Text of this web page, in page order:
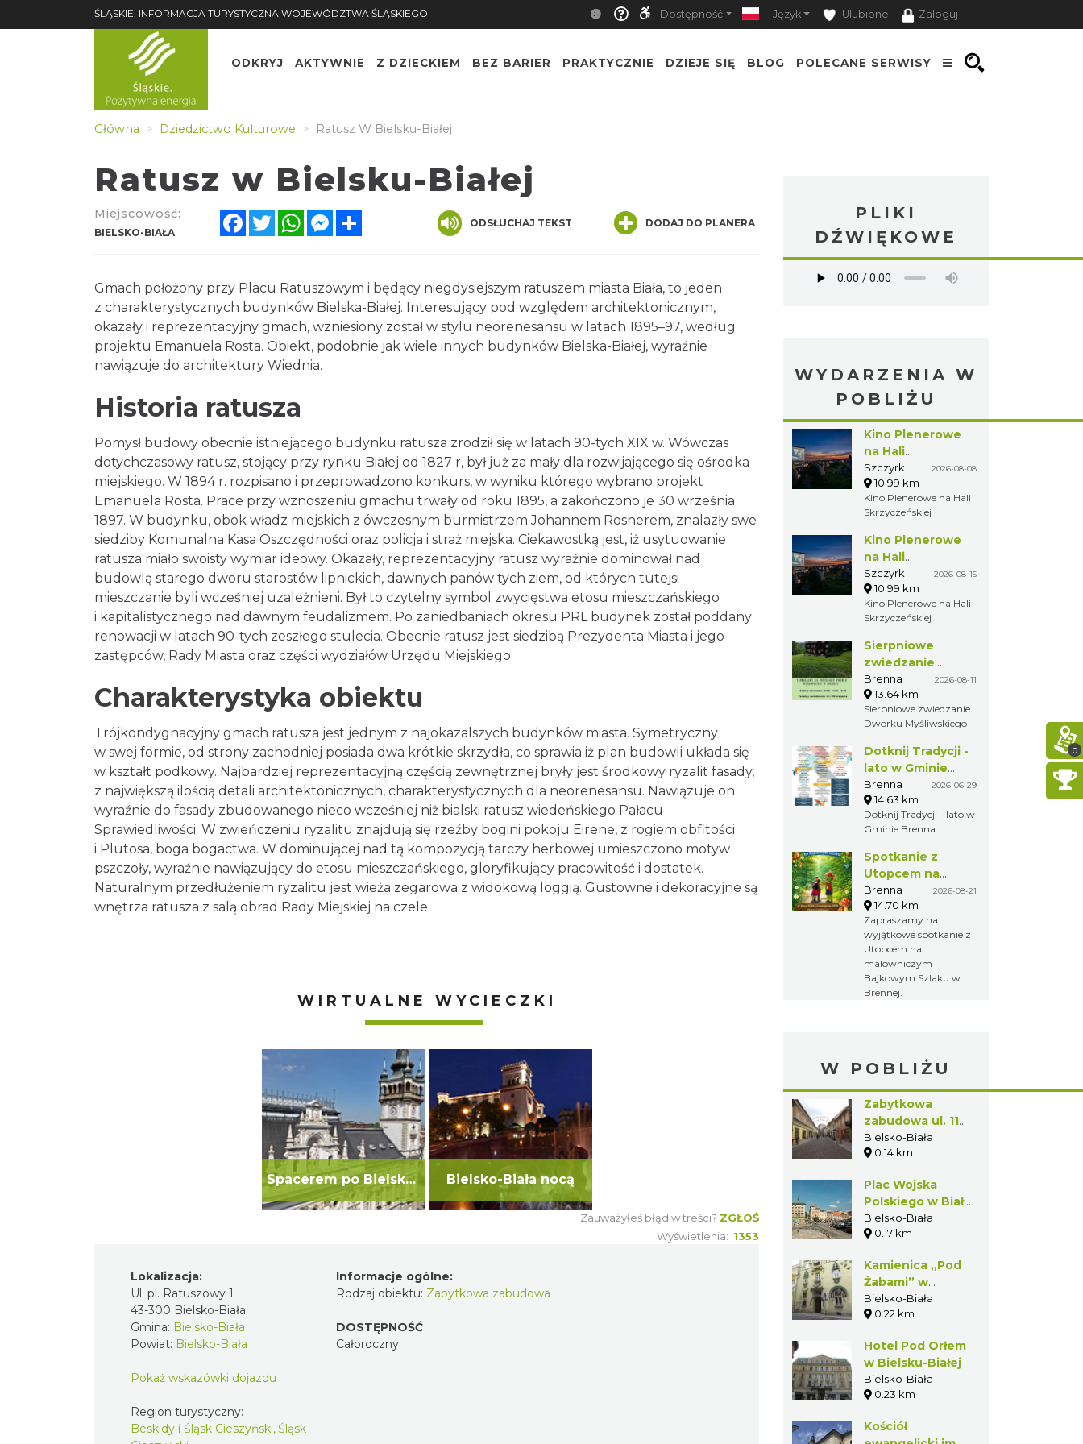
ŚLĄSKIE. INFORMACJA TURYSTYCZNA WOJEWÓDZTWA ŚLĄSKIEGO Dostępność Język Ulubione Zaloguj
ODKRYJ AKTYWNIE Z DZIECKIEM BEZ BARIER PRAKTYCZNIE DZIEJE SIĘ BLOG POLECANE SERWISY
Główna Dziedzictwo Kulturowe Ratusz W Bielsku-Białej
Ratusz w Bielsku-Białej
Miejscowość:
BIELSKO-BIAŁA
Facebook
TwitterWhatsAppMessenger ODSŁUCHAJ TEKST DODAJ DO PLANERA
Gmach położony przy Placu Ratuszowym i będący niegdysiejszym ratuszem miasta Biała, to jeden
z charakterystycznych budynków Bielska-Białej. Interesujący pod względem architektonicznym,
okazały i reprezentacyjny gmach, wzniesiony został w stylu neorenesansu w latach 1895–97, według
projektu Emanuela Rosta. Obiekt, podobnie jak wiele innych budynków Bielska-Białej, wyraźnie
nawiązuje do architektury Wiednia.
Historia ratusza
Pomysł budowy obecnie istniejącego budynku ratusza zrodził się w latach 90-tych XIX w. Wówczas
dotychczasowy ratusz, stojący przy rynku Białej od 1827 r, był już za mały dla rozwijającego się
ośrodka miejskiego. W 1894 r. rozpisano i przeprowadzono konkurs, w wyniku którego wybrano
projekt Emanuela Rosta. Prace przy wznoszeniu gmachu trwały od roku 1895, a zakończono je 30
września 1897. W budynku, obok władz miejskich z ówczesnym burmistrzem Johannem Rosnerem,
znalazły swe siedziby Komunalna Kasa Oszczędności oraz policja i straż miejska. Ciekawostką jest,
iż usytuowanie ratusza miało swoisty wymiar ideowy. Okazały, reprezentacyjny ratusz wyraźnie
dominował nad budowlą starego dworu starostów lipnickich, dawnych panów tych ziem, od których
tutejsi mieszczanie byli wcześniej uzależnieni. Był to czytelny symbol zwycięstwa etosu
mieszczańskiego i kapitalistycznego nad dawnym feudalizmem. Po zaniedbaniach okresu PRL
budynek został poddany renowacji w latach 90-tych zeszłego stulecia. Obecnie ratusz jest siedzibą
Prezydenta Miasta i jego zastępców, Rady Miasta oraz części wydziałów Urzędu Miejskiego.
Charakterystyka obiektu
Trójkondygnacyjny gmach ratusza jest jednym z najokazalszych budynków miasta. Symetryczny
w swej formie, od strony zachodniej posiada dwa krótkie skrzydła, co sprawia iż plan budowli układa
się w kształt podkowy. Najbardziej reprezentacyjną częścią zewnętrznej bryły jest środkowy ryzalit
fasady, z największą ilością detali architektonicznych, charakterystycznych dla neorenesansu.
Nawiązuje on wyraźnie do fasady zbudowanego nieco wcześniej niż bialski ratusz wiedeńskiego
Pałacu Sprawiedliwości. W zwieńczeniu ryzalitu znajdują się rzeźby bogini pokoju Eirene, z rogiem
obfitości i Plutosa, boga bogactwa. W dominującej nad tą kompozycją tarczy herbowej umieszczono
motyw pszczoły, wyraźnie nawiązujący do etosu mieszczańskiego, gloryfikujący pracowitość
i dostatek. Naturalnym przedłużeniem ryzalitu jest wieża zegarowa z widokową loggią. Gustowne
i dekoracyjne są wnętrza ratusza z salą obrad Rady Miejskiej na czele.
WIRTUALNE WYCIECZKI
Spacerem po Bielsku-Białej Bielsko-Biała nocą
Zauważyłeś błąd w treści?ZGŁOŚ
Wyświetlenia:1353
Lokalizacja:
Ul. pl. Ratuszowy 1
43-300 Bielsko-Biała
Gmina:Bielsko-Biała
Powiat:Bielsko-Biała
Pokaż wskazówki dojazdu
Region turystyczny:
Beskidy i Śląsk Cieszyński,
Informacje ogólne:
Rodzaj obiektu:Zabytkowa zabudowa
DOSTĘPNOŚĆ
Całoroczny
PLIKI
DŹWIĘKOWE
WYDARZENIA W
POBLIŻU
Kino
Plenerowe na
Hali
Skrzyczeńskiej
Szczyrk 2026-08-08
10.99 km
Kino Plenerowe na
Hali Skrzyczeńskiej
Kino
Plenerowe na
Hali
Skrzyczeńskiej
Szczyrk 2026-08-15
10.99 km
Kino Plenerowe na
Hali Skrzyczeńskiej
Sierpniowe
zwiedzanie
Dworku
Myśliwskiego
Brenna 2026-08-11
13.64 km
Sierpniowe
zwiedzanie Dworku
Dotknij Tradycji
- lato w Gminie
Brenna
Brenna
14.63 km
Dotknij Tradycji -
Brenna
Spotkanie z
Utopcem na
Bajkowym
Szlaku
Brenna 2026-08-21
14.70 km
Zapraszamy na
wyjątkowe
spotkanie z
Utopcem na
W POBLIŻU
Zabytkowa
zabudowa ul. 11
Bielsku-Białej
0.14 km
Plac Wojska
Polskiego w
Stary Rynek)
0.17 km
Kamienica
„Pod Żabami”
Białej
0.22 km
Hotel Pod
Orłem w
0.23 km
0